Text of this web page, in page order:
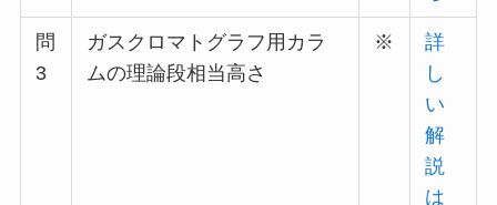
問
3
ガスクロマトグラフ用カラ
ムの理論段相当高さ
※
詳
し
い
解
説
は